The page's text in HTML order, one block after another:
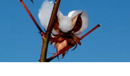
ajude a consolidar o Brasil como
mundial da oleaginosa.